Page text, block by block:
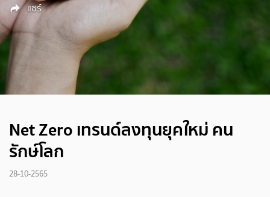
แชร์
Net Zero เทรนด์ลงทุนยุคใหม่ คน
รักษ์โลก
28-10-2565